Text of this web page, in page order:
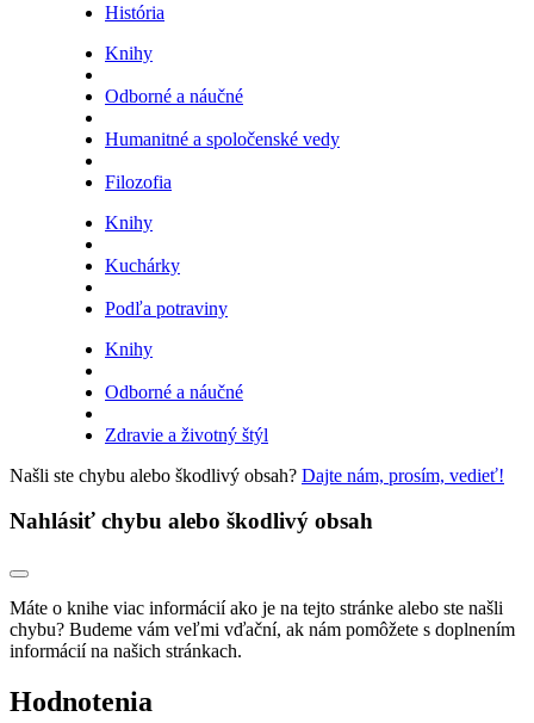
História
Knihy
Odborné a náučné
Humanitné a spoločenské vedy
Filozofia
Knihy
Kuchárky
Podľa potraviny
Knihy
Odborné a náučné
Zdravie a životný štýl
Našli ste chybu alebo škodlivý obsah? Dajte nám, prosím, vedieť!
Nahlásiť chybu alebo škodlivý obsah
Máte o knihe viac informácií ako je na tejto stránke alebo ste našli
chybu? Budeme vám veľmi vďační, ak nám pomôžete s doplnením
informácií na našich stránkach.
Hodnotenia